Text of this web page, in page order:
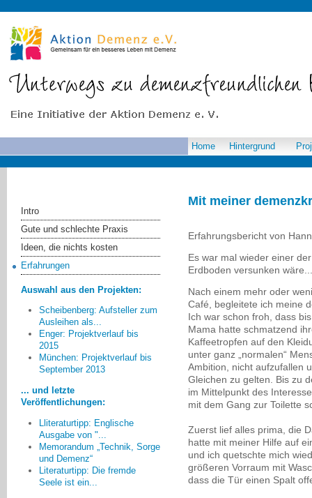
Mit meiner
Erfahrungsbericht von
Es war mal wieder einer
Erdboden versunken
Nach einem mehr oder
Café, begleitete ich meine
Ich war schon froh, dass
Mama hatte schmatzend
Kaffeetropfen auf den
unter ganz „normalen“
Ambition, nicht aufzufallen
Gleichen zu gelten. Bis zu
im Mittelpunkt des
mit dem Gang zur Toilette
Zuerst lief alles prima, die
hatte mit meiner Hilfe auf
und ich quetschte mich
größeren Vorraum mit
dass die Tür einen Spalt
Home Hintergrund
Intro
Gute und schlechte Praxis
Ideen, die nichts kosten
Erfahrungen
Auswahl aus den Projekten:
Scheibenberg: Aufsteller zum
Ausleihen als...
Enger: Projektverlauf bis
2015
München: Projektverlauf bis
September 2013
... und letzte
Veröffentlichungen:
Lliteraturtipp: Englische
Ausgabe von "...
Memorandum „Technik, Sorge
und Demenz“
Literaturtipp: Die fremde
Seele ist ein...
Dass sich bei einigen
Veranstaltungen Familien,
Betroffene geoutet haben und von
ihrer Situation erzählt haben. Das
war sehr berührend und machte
insbesondere die Profis sehr
nachdenklich.
Renate Schaumburg, Esslingen